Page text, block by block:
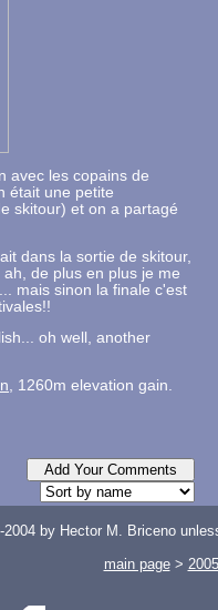
avec les copains de
était une petite
skitour) et on a partagé
dans la sortie de skitour,
de plus en plus je me
mais sinon la finale c'est
oh well, another
, 1260m elevation gain.
2004 by Hector M. Briceno
main page> 2005